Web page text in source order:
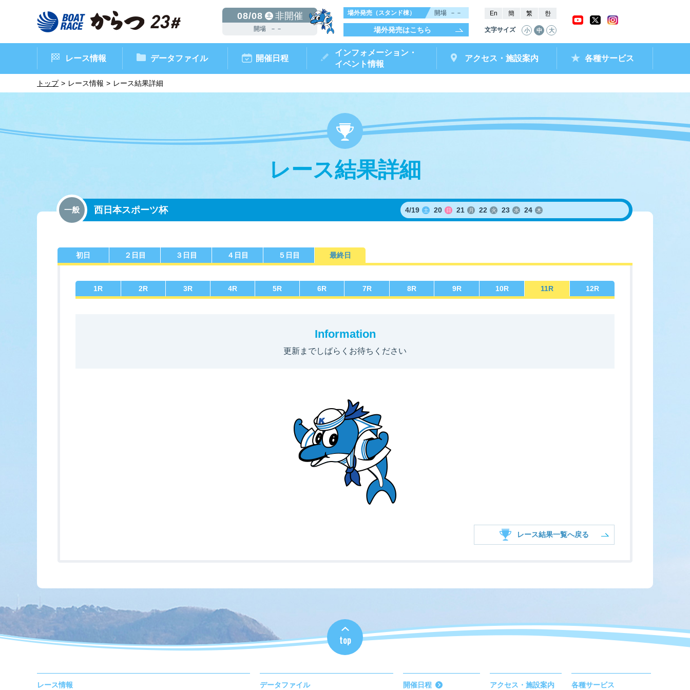
08/08 土 非開催
開場 －－
場外発売（スタンド棟） 開場 －－
場外発売はこちら
En 簡 繁 한
文字サイズ 小 中 大
レース情報
出走表・前日予想PDF
今節の進入コース別成績・
データファイル
出目データ
佐賀支部選手一覧 記念競走優勝選手一覧
開催日程
インフォメーション・
イベント情報
アクセス・施設案内
ボートレースチケットショップ
唐津ミニット
ボートレースチケットショップ
各種サービス
電話情報
トップ レース情報 レース結果詳細
レース結果詳細
一般 西日本スポーツ杯 4/19 土 20 日 21 月 22 火 23 水 24 木
初日 ２日目 ３日目 ４日目 ５日目 最終日
1R 2R 3R 4R 5R 6R 7R 8R 9R 10R 11R 12R
Information
更新までしばらくお待ちください
レース結果一覧へ戻る
top
レース情報 データファイル 開催日程 アクセス・施設案内 各種サービス